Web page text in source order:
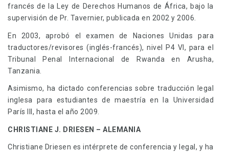
francés de la Ley de Derechos Humanos de África, bajo la
supervisión de Pr. Tavernier, publicada en 2002 y 2006.
En 2003, aprobó el examen de Naciones Unidas para
traductores/revisores (inglés-francés), nivel P4 VI, para el
Tribunal Penal Internacional de Rwanda en Arusha,
Tanzania.
Asimismo, ha dictado conferencias sobre traducción legal
inglesa para estudiantes de maestría en la Universidad
París III, hasta el año 2009.
CHRISTIANE J. DRIESEN – ALEMANIA
Christiane Driesen es intérprete de conferencia y legal, y ha